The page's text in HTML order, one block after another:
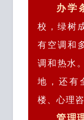
办学
校，绿树
有空调和
调和热水
地，还有
楼、心理